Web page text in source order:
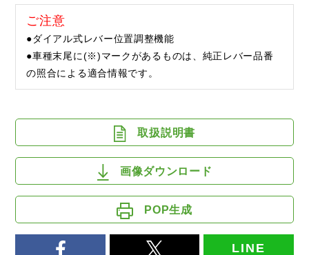
ご注意
●ダイアル式レバー位置調整機能
●車種末尾に(※)マークがあるものは、純正レバー品番
の照合による適合情報です。
取扱説明書
画像ダウンロード
POP生成
LINE